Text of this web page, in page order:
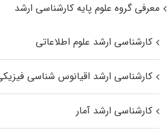
معرفی گروه علوم پایه کارشناسی ارشد
کارشناسی ارشد علوم اطلاعاتی
کارشناسی ارشد اقیانوس‌ شناسی
کارشناسی ارشد آمار